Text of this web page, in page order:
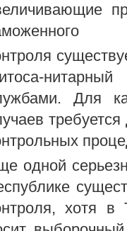
Для
одной
хотя в